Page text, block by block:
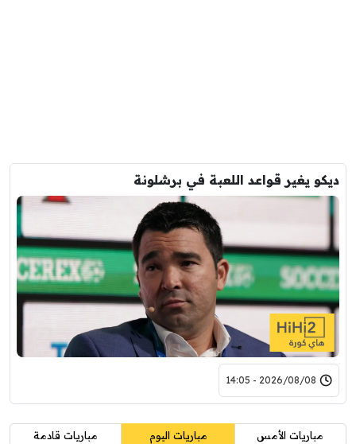
ديكو يغير قواعد اللعبة في برشلونة
2026/08/08 - 14:05
مباريات الأمس مباريات اليوم مباريات قادمة